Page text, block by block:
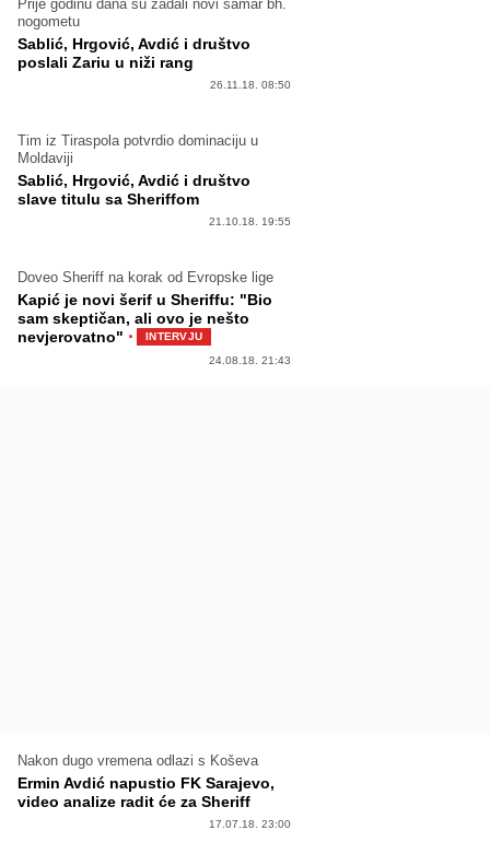
Prije godinu dana su zadali novi šamar bh.
nogometu
Sablić, Hrgović, Avdić i društvo
poslali Zariu u niži rang
26.11.18. 08:50
Tim iz Tiraspola potvrdio dominaciju u
Moldaviji
Sablić, Hrgović, Avdić i društvo
slave titulu sa Sheriffom
21.10.18. 19:55
Doveo Sheriff na korak od Evropske lige
Kapić je novi šerif u Sheriffu: "Bio
sam skeptičan, ali ovo je nešto
nevjerovatno" ·
INTERVJU
24.08.18. 21:43
Nakon dugo vremena odlazi s Koševa
Ermin Avdić napustio FK Sarajevo,
video analize radit će za Sheriff
17.07.18. 23:00